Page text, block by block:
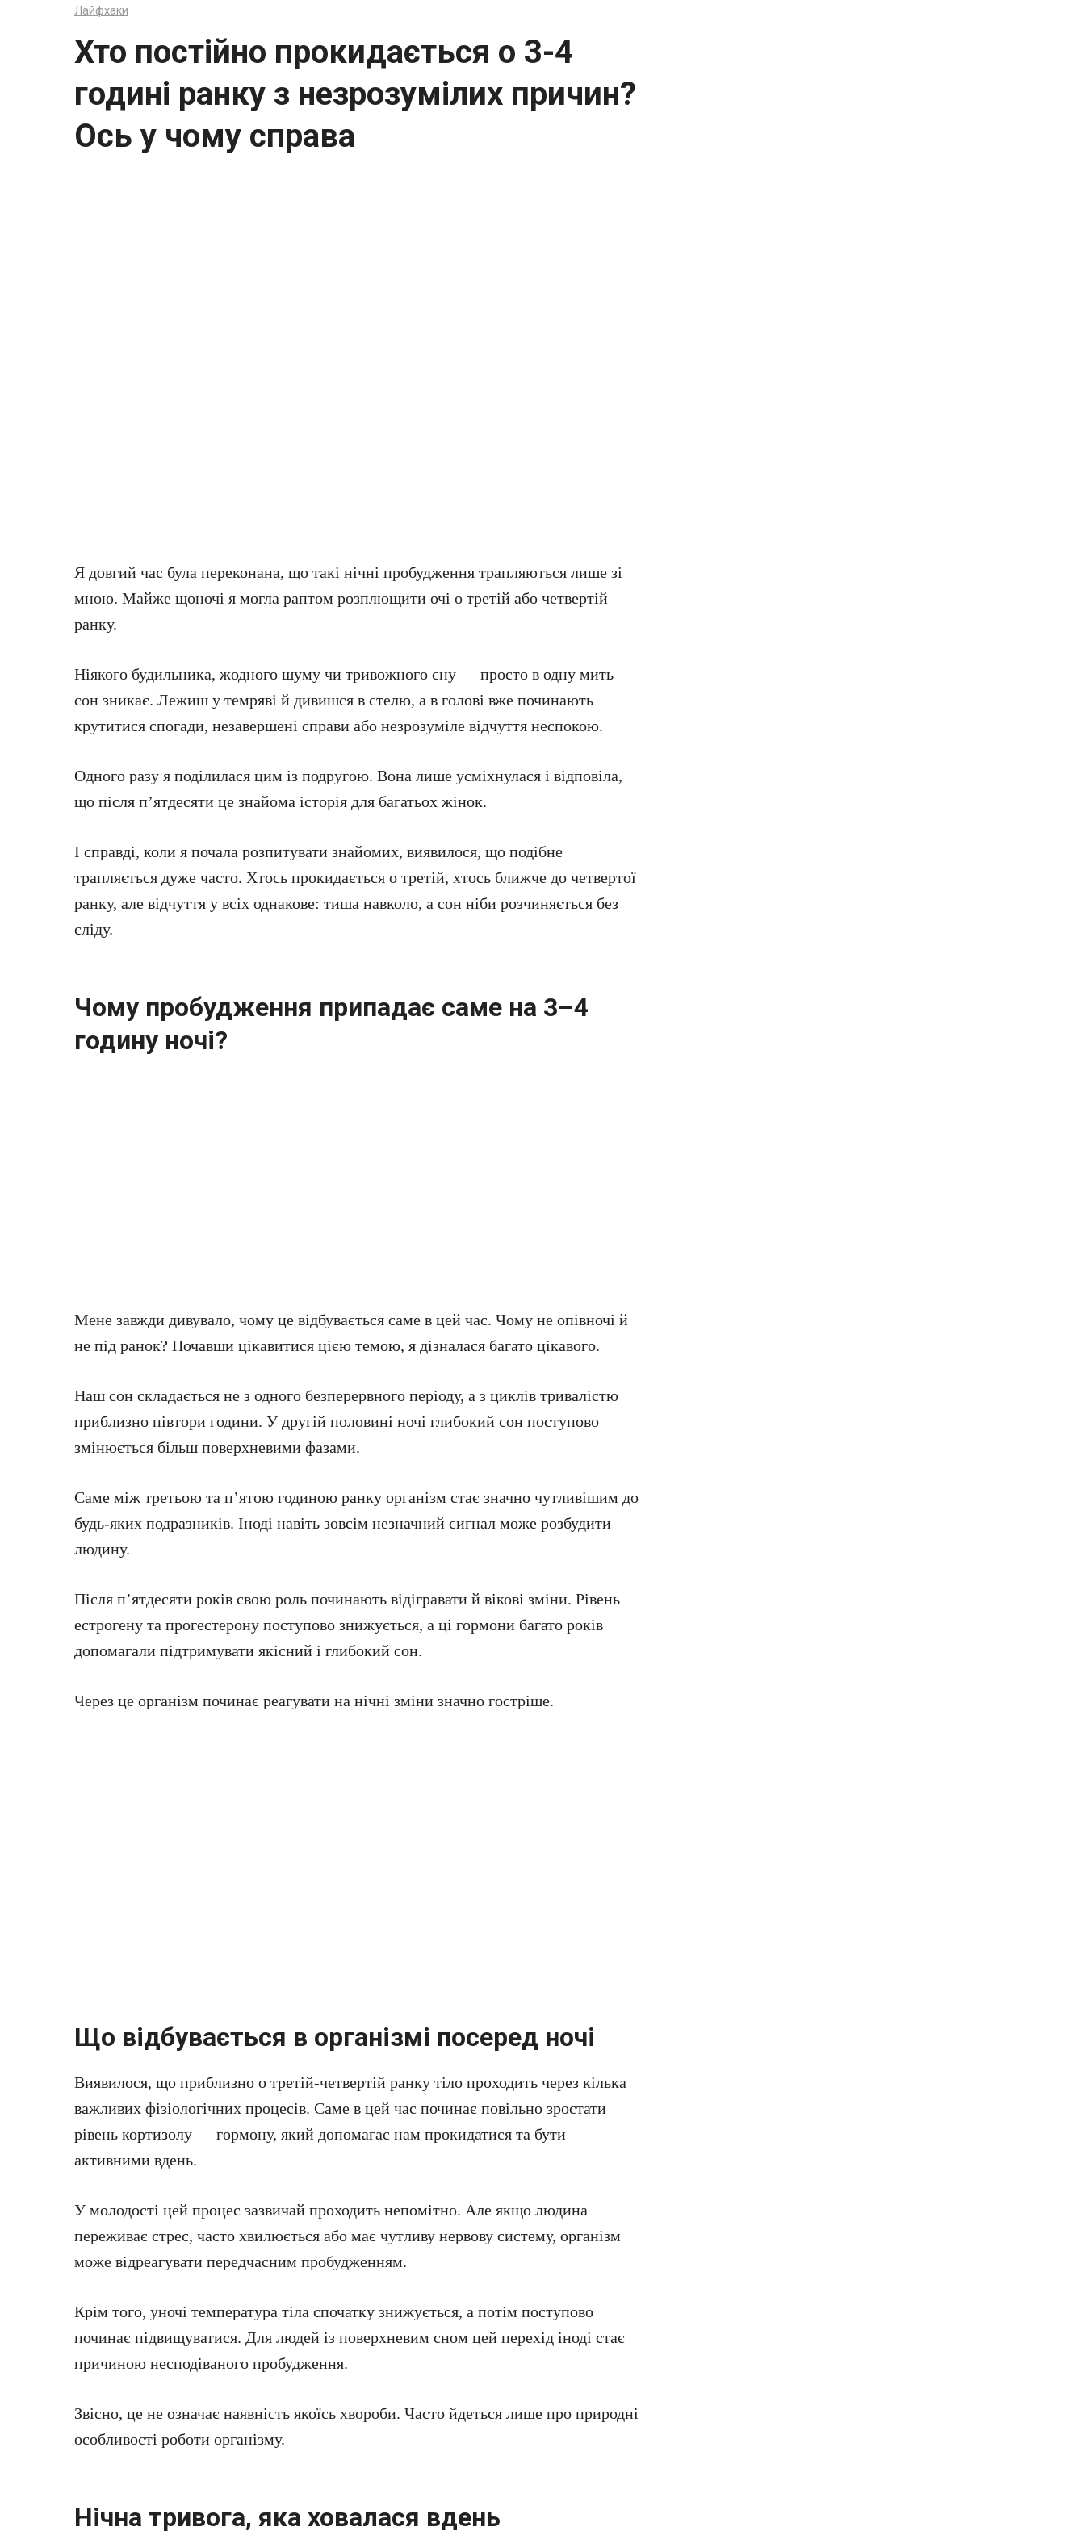
Лайфхаки
Хто постійно прокидається о 3-4
годині ранку з незрозумілих причин?
Ось у чому справа
Я довгий час була переконана, що такі нічні пробудження трапляються лише зі
мною. Майже щоночі я могла раптом розплющити очі о третій або четвертій
ранку.
Ніякого будильника, жодного шуму чи тривожного сну — просто в одну мить
сон зникає. Лежиш у темряві й дивишся в стелю, а в голові вже починають
крутитися спогади, незавершені справи або незрозуміле відчуття неспокою.
Одного разу я поділилася цим із подругою. Вона лише усміхнулася і відповіла,
що після п’ятдесяти це знайома історія для багатьох жінок.
І справді, коли я почала розпитувати знайомих, виявилося, що подібне
трапляється дуже часто. Хтось прокидається о третій, хтось ближче до четвертої
ранку, але відчуття у всіх однакове: тиша навколо, а сон ніби розчиняється без
сліду.
Чому пробудження припадає саме на 3–4
годину ночі?
Мене завжди дивувало, чому це відбувається саме в цей час. Чому не опівночі й
не під ранок? Почавши цікавитися цією темою, я дізналася багато цікавого.
Наш сон складається не з одного безперервного періоду, а з циклів тривалістю
приблизно півтори години. У другій половині ночі глибокий сон поступово
змінюється більш поверхневими фазами.
Саме між третьою та п’ятою годиною ранку організм стає значно чутливішим до
будь-яких подразників. Іноді навіть зовсім незначний сигнал може розбудити
людину.
Після п’ятдесяти років свою роль починають відігравати й вікові зміни. Рівень
естрогену та прогестерону поступово знижується, а ці гормони багато років
допомагали підтримувати якісний і глибокий сон.
Через це організм починає реагувати на нічні зміни значно гостріше.
Що відбувається в організмі посеред ночі
Виявилося, що приблизно о третій-четвертій ранку тіло проходить через кілька
важливих фізіологічних процесів. Саме в цей час починає повільно зростати
рівень кортизолу — гормону, який допомагає нам прокидатися та бути
активними вдень.
У молодості цей процес зазвичай проходить непомітно. Але якщо людина
переживає стрес, часто хвилюється або має чутливу нервову систему, організм
може відреагувати передчасним пробудженням.
Крім того, уночі температура тіла спочатку знижується, а потім поступово
починає підвищуватися. Для людей із поверхневим сном цей перехід іноді стає
причиною несподіваного пробудження.
Звісно, це не означає наявність якоїсь хвороби. Часто йдеться лише про природні
особливості роботи організму.
Нічна тривога, яка ховалася вдень